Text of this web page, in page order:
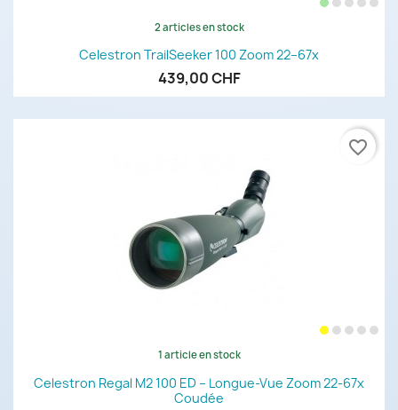
2 articles en stock
Celestron TrailSeeker 100 Zoom 22–67x
439,00 CHF
1 article en stock
Celestron Regal M2 100 ED – Longue-Vue Zoom 22-67x
Coudée
favorite_border